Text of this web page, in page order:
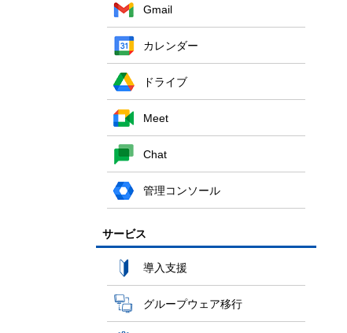
Gmail
カレンダー
ドライブ
Meet
Chat
管理コンソール
サービス
導入支援
グループウェア移行